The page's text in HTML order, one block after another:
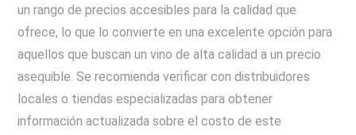
un rango de precios accesibles para la calidad que
ofrece, lo que lo convierte en una excelente opción para
aquellos que buscan un vino de alta calidad a un precio
asequible. Se recomienda verificar con distribuidores
locales o tiendas especializadas para obtener
información actualizada sobre el costo de este